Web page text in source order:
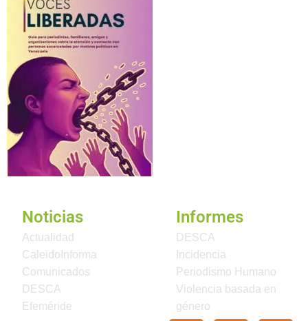
Noticias
Actualidad
CaleidoInforma
Comunicados
DESCA
Efeméride
Informes
DESCA
Incidencia
Periodismo Humano
Violencia basada en
género